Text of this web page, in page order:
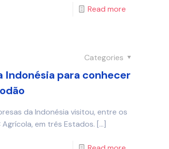
Read more
Categories
Indonésia para conhecer
da Indonésia visitou, entre os
em três Estados. […]